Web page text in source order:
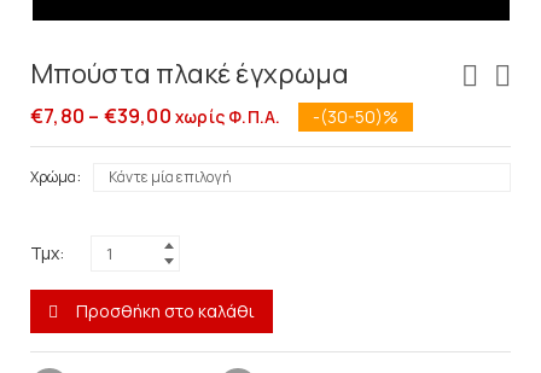
Μπούστα πλακέ έγχρωμα
€7,80 – €39,00 χωρίς Φ.Π.Α. -(30-50)%
Χρώμα
Τμχ:
Προσθήκη στο καλάθι